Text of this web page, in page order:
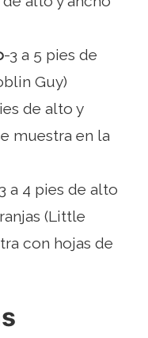
-3 a 5 pies de
Guy)
de alto y
muestra en la
a 4 pies de alto
(Little
con hojas de